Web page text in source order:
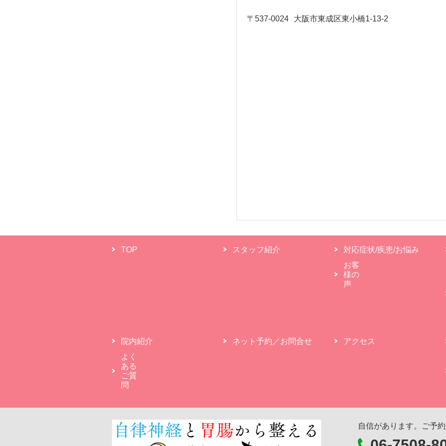
〒537-0024 大阪市東成区東小橋1-13-2
TOP スタッフ紹介
対応症状/疾患/お悩み
お客
様の
声
院内紹介
よく
ある
ご質
問
ネット予約／お問合せ アクセス
自信があります。ご予